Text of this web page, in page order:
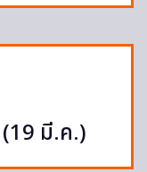
มี.ค.)